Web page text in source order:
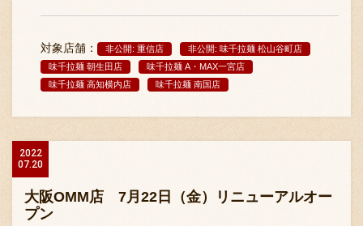
対象店舗： 非公開: 重信店
非公開: 味千拉麺 松山谷町店
味千拉麺 朝生田店
味千拉麺 A・MAX一宮店
味千拉麺 高知横内店
味千拉麺 南国店
2022
07.20
大阪OMM店 7月22日（金）リニューアルオー
プン